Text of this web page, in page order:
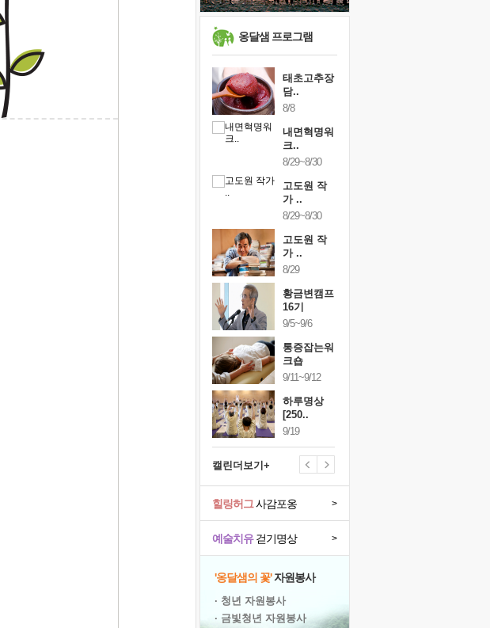
희망이란
'모른다'는 것
귀를 열고 마음을 내어주고
옹달샘 프로그램
태초고추장
담..
8/8
내면혁명워
크..
8/29~8/30
고도원 작
가 ..
8/29~8/30
고도원 작
가 ..
8/29
황금변캠프
16기
9/5~9/6
통증잡는워
크숍
9/11~9/12
하루명상
[250..
9/19
캘린더보기+
예술치유걷기명상 >
힐링허그사감포옹 >
'옹달샘의 꽃'자원봉사
· 청년 자원봉사
· 금빛청년 자원봉사